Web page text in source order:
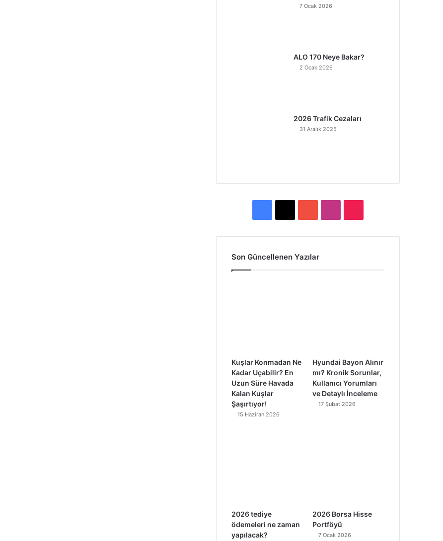
7 Ocak 2026
ALO 170 Neye Bakar?
2 Ocak 2026
2026 Trafik Cezaları
31 Aralık 2025
e
T
t
T
Son Güncellenen Yazılar
Kuşlar Konmadan Ne
Kadar Uçabilir? En
Uzun Süre Havada
Kalan Kuşlar
Şaşırtıyor!
15 Haziran 2026
Hyundai Bayon Alınır
mı? Kronik Sorunlar,
Kullanıcı Yorumları
ve Detaylı İnceleme
17 Şubat 2026
2026 tediye
ödemeleri ne zaman
yapılacak?
2026 Borsa Hisse
Portföyü
7 Ocak 2026